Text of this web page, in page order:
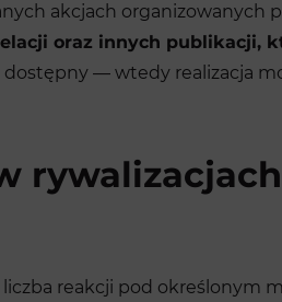
akcjach organizowanych
oraz innych publikacji,
— wtedy realizacja
rywalizacjach
reakcji pod określonym